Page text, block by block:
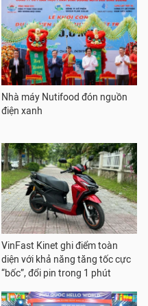
Nhà máy Nutifood đón nguồn
điện xanh
VinFast Kinet ghi điểm toàn
diện với khả năng tăng tốc cực
“bốc”, đổi pin trong 1 phút